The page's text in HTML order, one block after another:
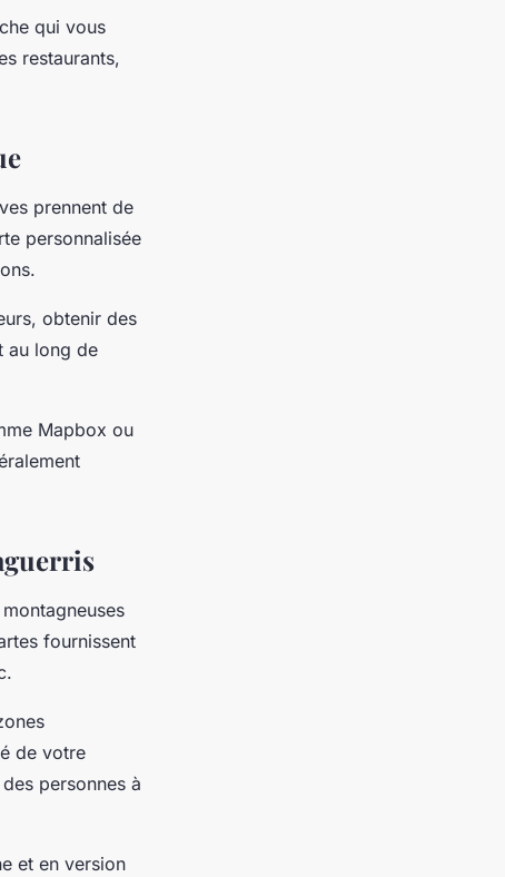
qui vous
restaurants,
prennent de
personnalisée
obtenir des
au long de
Mapbox ou
fournissent
de votre
personnes à
et en version